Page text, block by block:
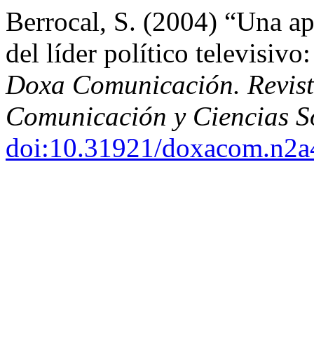
Berrocal, S. (2004) “Una
del líder político televisivo:
Doxa Comunicación.
Comunicación y Ciencias
doi:10.31921/